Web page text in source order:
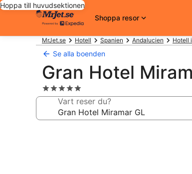
Hoppa till huvudsektionen
Shoppa resor
MrJet.se Hotell Spanien Andalucien Hotell
Se alla boenden
Gran Hotel
5.0-
stjärnigt
boende
Vart reser du?